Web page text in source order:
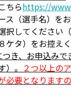
ちらhttps://
ス（選手名）を
択してください
タ）をお控え
き、お申込みで
。 ２つ以上の
必要となります